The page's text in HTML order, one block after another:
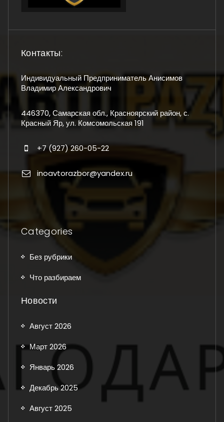
Контакты:
Индивидуальный Предприниматель Анисимов
Владимир Александрович
446370, Самарская обл., Красноярский район, с.
Красный Яр, ул. Комсомольская 191
+7 (927) 260-05-22
inoavtorazbor@yandex.ru
Categories
Без рубрики
Что разбираем
Новости
Август 2026
Март 2026
Январь 2026
Декабрь 2025
Август 2025